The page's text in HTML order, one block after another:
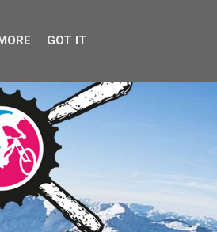
GOT IT